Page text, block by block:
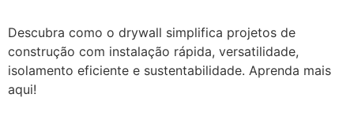
Descubra como o drywall simplifica projetos de
construção com instalação rápida, versatilidade,
isolamento eficiente e sustentabilidade. Aprenda mais
aqui!